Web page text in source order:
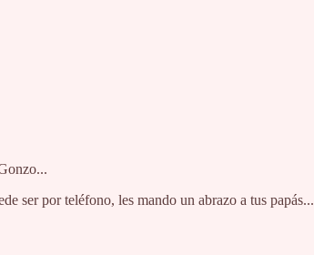
ser por teléfono, les mando un abrazo a tus papás...